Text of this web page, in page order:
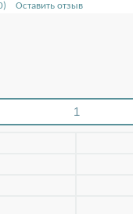
Оставить отзыв